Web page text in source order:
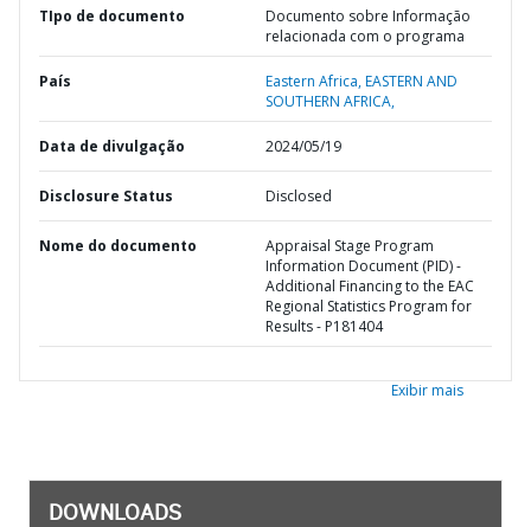
TIpo de documento
Documento sobre Informação
relacionada com o programa
País Eastern Africa,EASTERN AND
SOUTHERN AFRICA,
Data de divulgação 2024/05/19
Disclosure Status Disclosed
Nome do documento
Appraisal Stage Program
Information Document (PID) -
Additional Financing to the EAC
Regional Statistics Program for
Results - P181404
Exibir mais
DOWNLOADS